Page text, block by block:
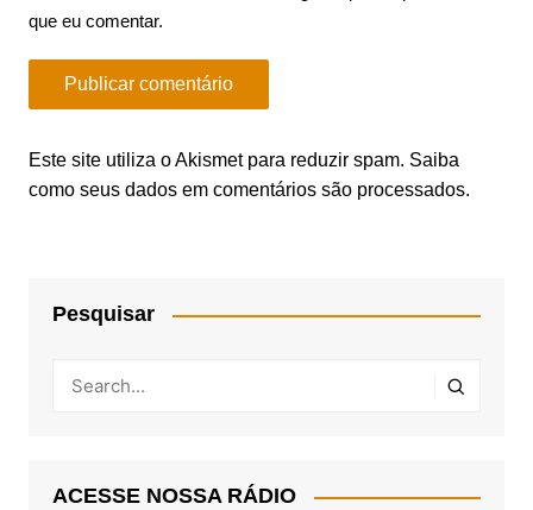
que eu comentar.
Este site utiliza o Akismet para reduzir spam. Saiba
como seus dados em comentários são processados.
Pesquisar
ACESSE NOSSA RÁDIO